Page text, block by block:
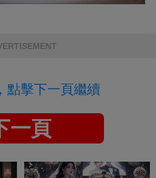
點擊下一頁繼續
一頁